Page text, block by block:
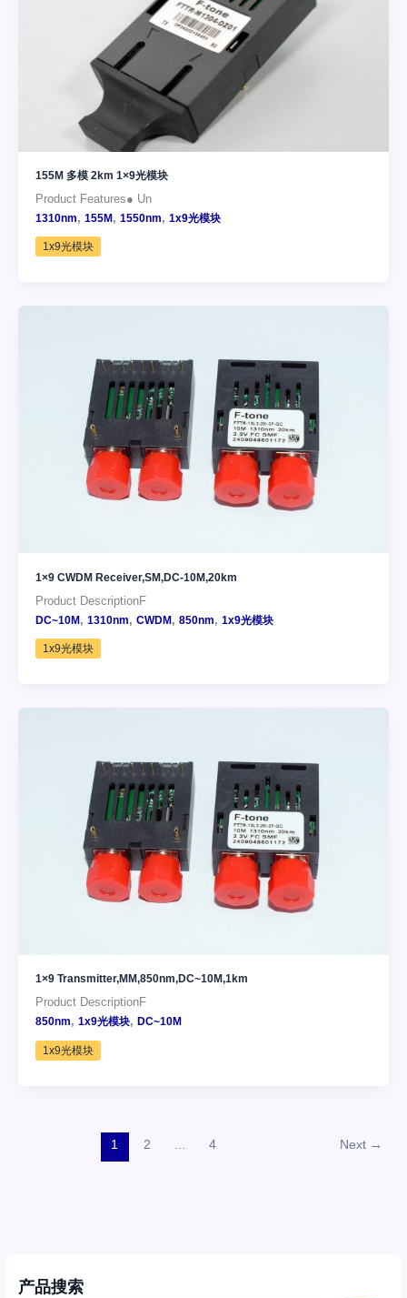
产品搜索
155M 多模 2km 1×9光模块
Product Features● Un
1310nm, 155M, 1550nm, 1x9光模块
1x9光模块
1×9 CWDM Receiver,SM,DC-10M,20km
Product DescriptionF
DC~10M, 1310nm, CWDM, 850nm, 1x9光模块
1x9光模块
1×9 Transmitter,MM,850nm,DC~10M,1km
Product DescriptionF
850nm, 1x9光模块, DC~10M
1x9光模块
1 2 … 4 Next →